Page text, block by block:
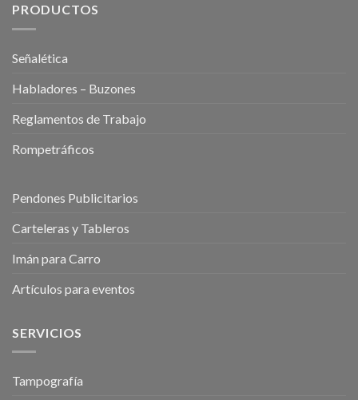
PRODUCTOS
Señalética
Habladores – Buzones
Reglamentos de Trabajo
Rompetráficos
Pendones Publicitarios
Carteleras y Tableros
Imán para Carro
Artículos para eventos
SERVICIOS
Tampografía